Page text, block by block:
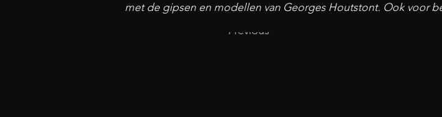
Previous
met de gipsen en modellen van Georges Houtstont. Ook voor